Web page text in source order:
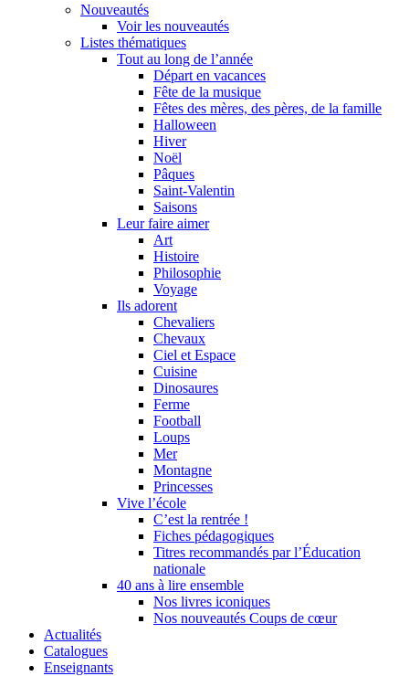
Nouveautés
Voir les nouveautés
Listes thématiques
Tout au long de l’année
Départ en vacances
Fête de la musique
Fêtes des mères, des pères, de la famille
Halloween
Hiver
Noël
Pâques
Saint-Valentin
Saisons
Leur faire aimer
Art
Histoire
Philosophie
Voyage
Ils adorent
Chevaliers
Chevaux
Ciel et Espace
Cuisine
Dinosaures
Ferme
Football
Loups
Mer
Montagne
Princesses
Vive l’école
C’est la rentrée !
Fiches pédagogiques
Titres recommandés par l’Éducation
nationale
40 ans à lire ensemble
Nos livres iconiques
Nos nouveautés Coups de cœur
Actualités
Catalogues
Enseignants